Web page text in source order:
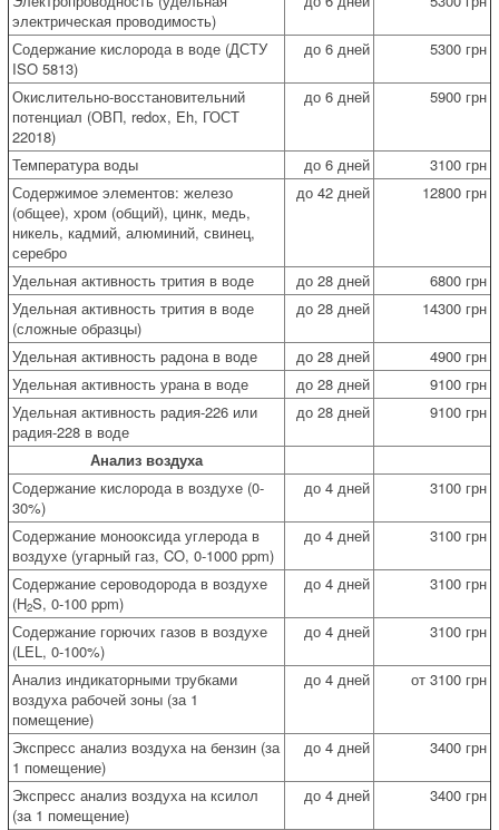
электрическая проводимость)
Содержание кислорода в воде (ДСТУ
ISO 5813)
до 6 дней 5300 грн
Окислительно-восстановительний
потенциал (ОВП, redox, Eh, ГОСТ
22018)
до 6 дней 5900 грн
Температура воды до 6 дней
3100 грн
Содержимое элементов: железо
(общее), хром (общий), цинк, медь,
никель, кадмий, алюминий, свинец,
серебро
до 42 дней 12800 грн
Удельная активность трития в воде до 28 дней
6800 грн
Удельная активность трития в воде
(сложные образцы)
до 28 дней 14300 грн
Удельная активность радона в воде до 28 дней
4900 грн
Удельная активность урана в воде
до 28 дней
9100 грн
Удельная активность радия-226 или
радия-228 в воде
до 28 дней 9100 грн
Анализ воздуха
Содержание кислорода в воздухе (0-
30%)
до 4 дней 3100 грн
Содержание монооксида углерода в
воздухе (угарный газ, CO, 0-1000 ppm)
до 4 дней 3100 грн
Содержание сероводорода в воздухе
(H2S, 0-100 ppm)
до 4 дней 3100 грн
Содержание горючих газов в воздухе
(LEL, 0-100%)
до 4 дней 3100 грн
Анализ индикаторными трубками
воздуха рабочей зоны (за 1
помещение)
до 4 дней от 3100 грн
Экспресс анализ воздуха на бензин (за
1 помещение)
до 4 дней 3400 грн
Экспресс анализ воздуха на ксилол
(за 1 помещение)
до 4 дней 3400 грн